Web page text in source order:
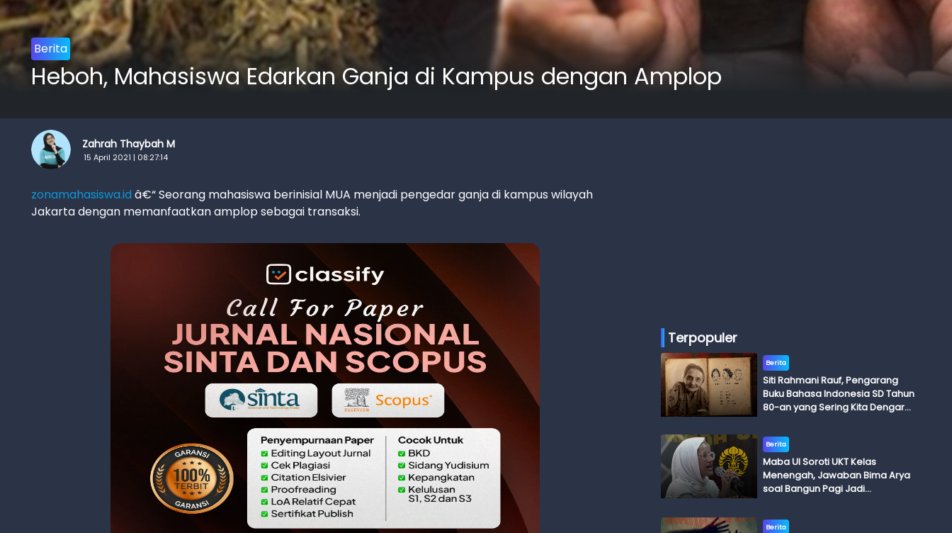
Berita
Heboh, Mahasiswa Edarkan Ganja di Kampus dengan Amplop
Zahrah Thaybah M
15 April 2021 | 08:27:14
zonamahasiswa.id â€“ Seorang mahasiswa berinisial MUA menjadi pengedar ganja di kampus wilayah
Jakarta dengan memanfaatkan amplop sebagai transaksi.
Terpopuler
Berita
Siti Rahmani Rauf, Pengarang
Buku Bahasa Indonesia SD Tahun
80-an yang Sering Kita Dengar
Adik Budi
Berita
Maba UI Soroti UKT Kelas
Menengah, Jawaban Bima Arya
soal Bangun Pagi Jadi
Berita